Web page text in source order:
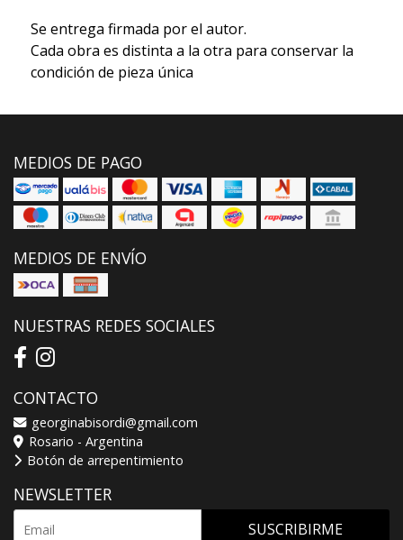
Se entrega firmada por el autor.
Cada obra es distinta a la otra para conservar la
condición de pieza única
MEDIOS DE PAGO
MEDIOS DE ENVÍO
NUESTRAS REDES SOCIALES
CONTACTO
georginabisordi@gmail.com
Rosario - Argentina
Botón de arrepentimiento
NEWSLETTER
SUSCRIBIRME